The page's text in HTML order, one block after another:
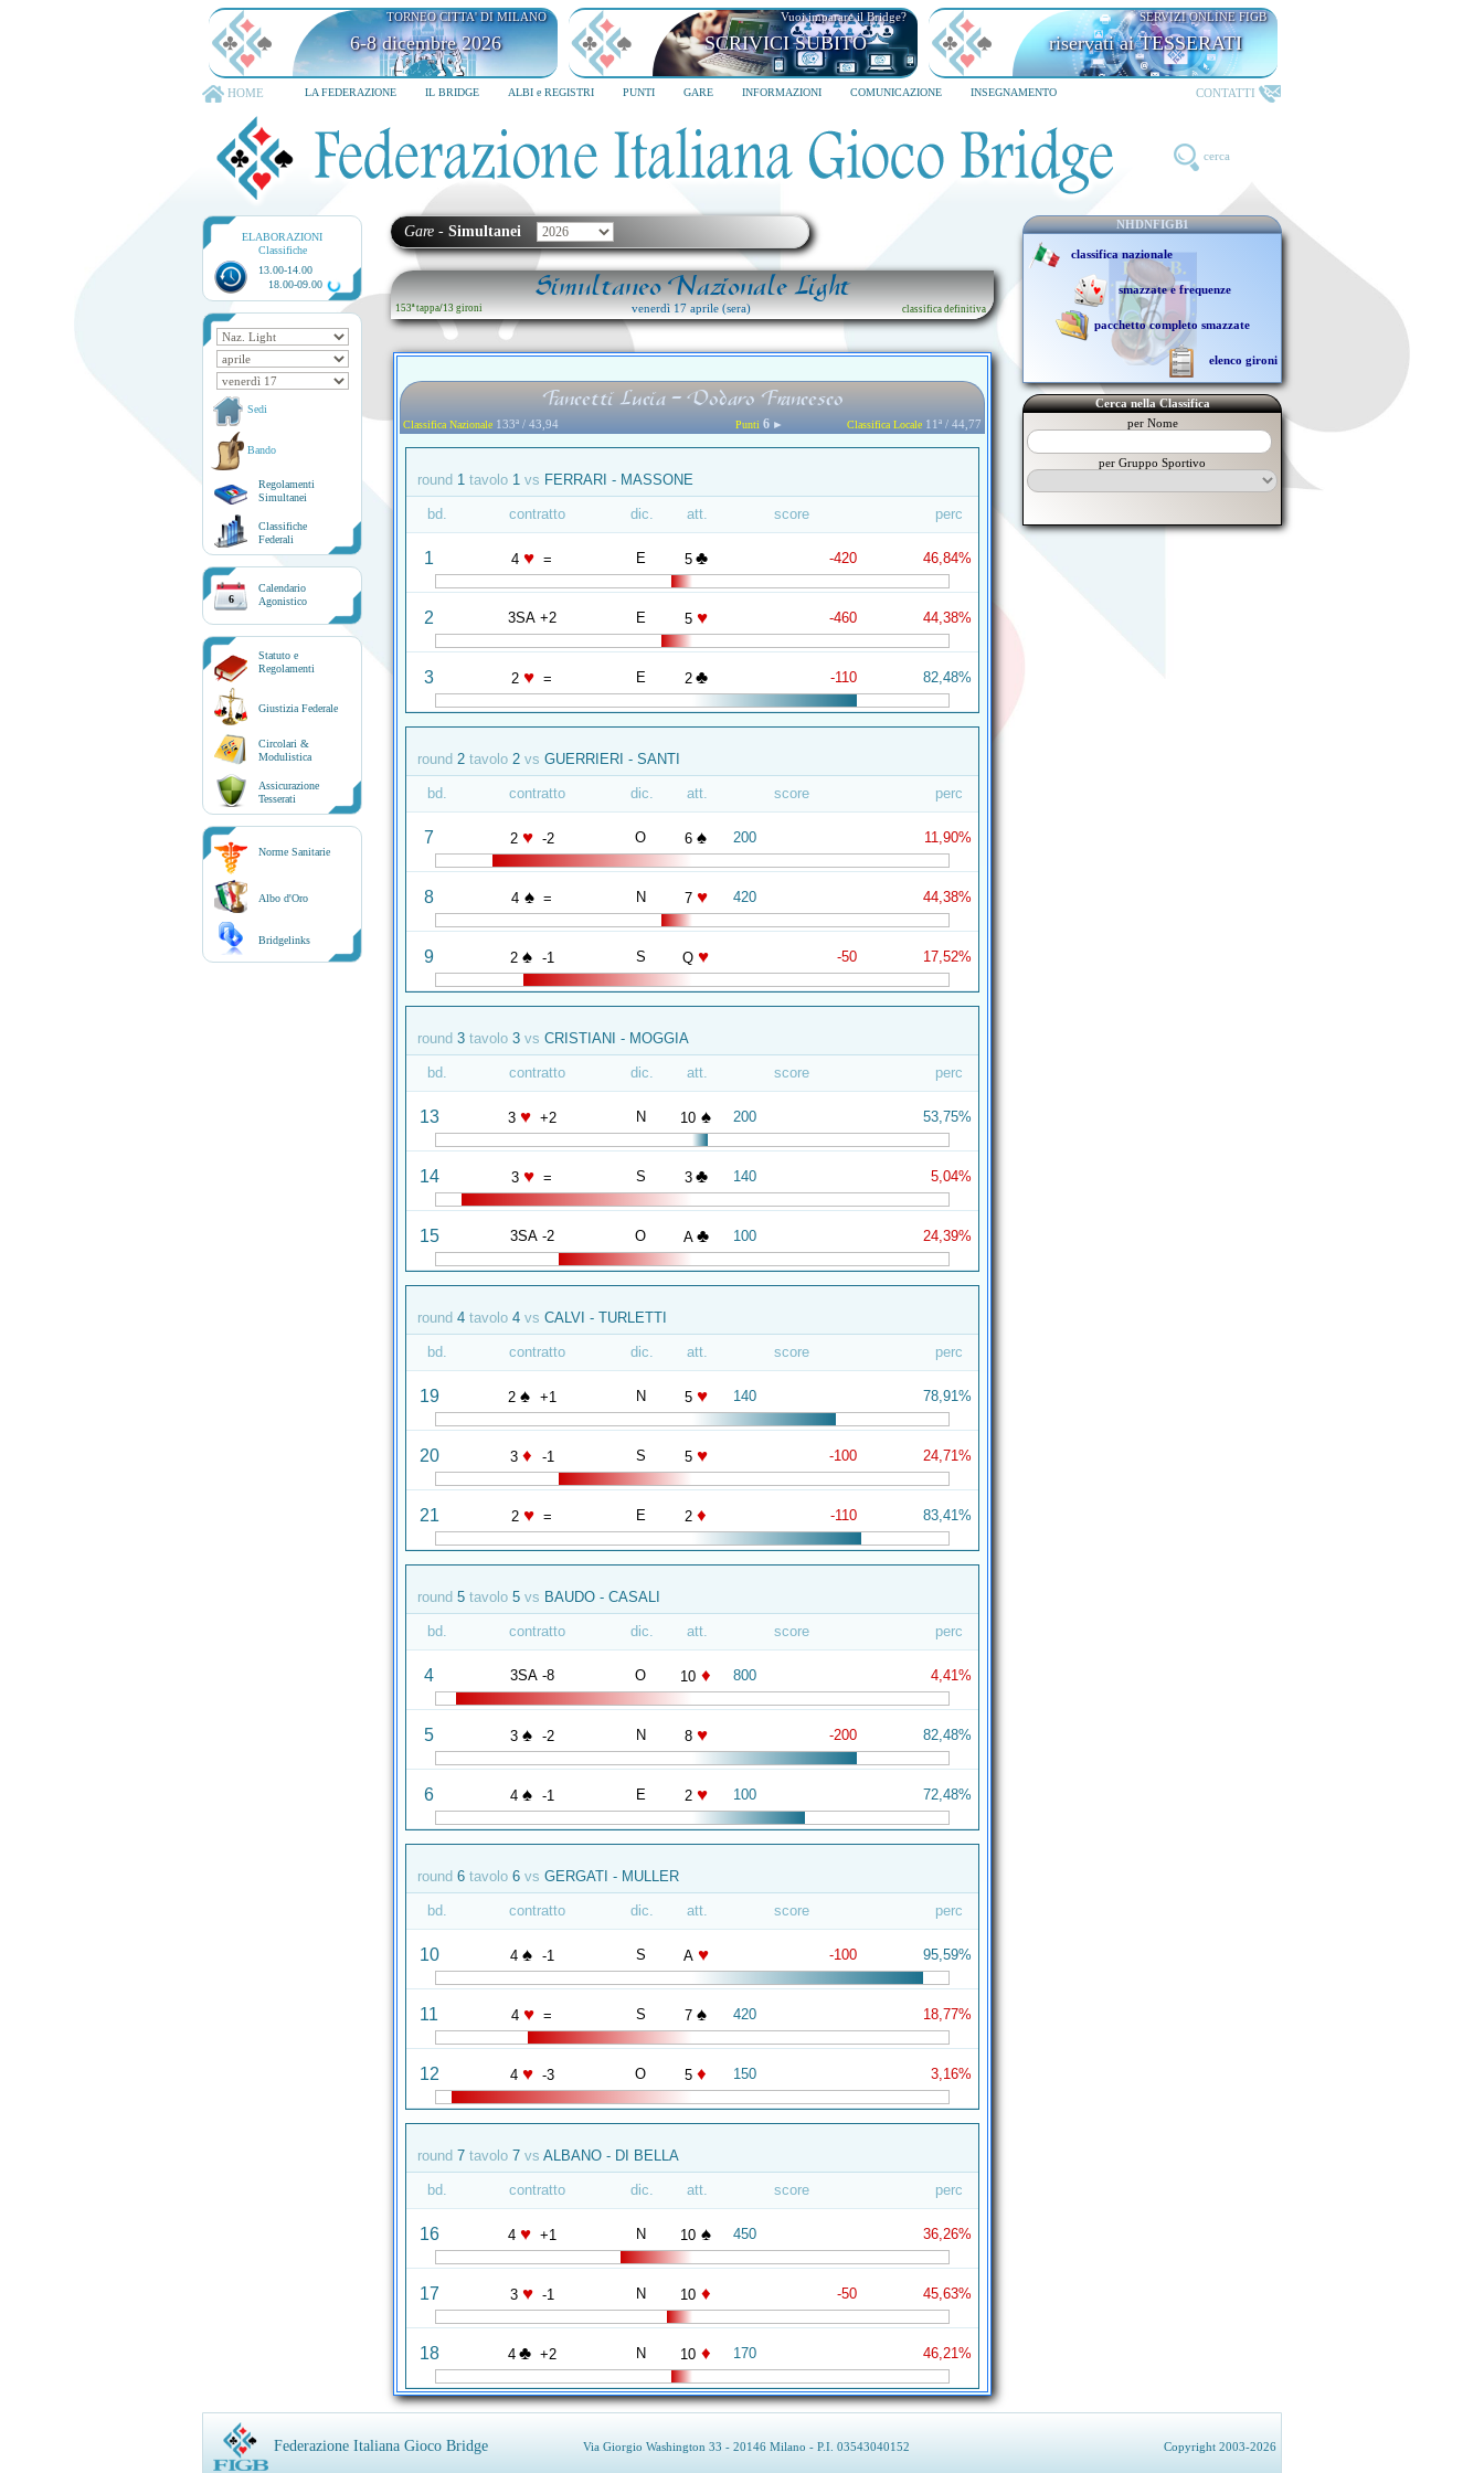
TORNEO CITTA' DI MILANO
6-8 dicembre 2026
Vuoi imparare il Bridge?
SCRIVICI SUBITO
SERVIZI ONLINE FIGB
riservati ai TESSERATI
HOME LA FEDERAZIONE IL BRIDGE ALBI e REGISTRI PUNTI GARE INFORMAZIONI COMUNICAZIONE INSEGNAMENTO CONTATTI
cerca
ELABORAZIONI
Classifiche
13.00-14.00
18.00-09.00
Sedi
Bando
Regolamenti
Simultanei
Classifiche
Federali
6
Calendario
Agonistico
Statuto e
Regolamenti
Giustizia Federale
Circolari &
Modulistica
Assicurazione
Tesserati
Norme Sanitarie
Albo d'Oro
Bridgelinks
Gare - Simultanei
Simultaneo Nazionale Light
153ª tappa/13 gironi venerdì 17 aprile (sera) classifica definitiva
Fancetti Lucia - Dodaro Francesco
Classifica Nazionale 133ª / 43,94 Punti 6 ► Classifica Locale 11ª / 44,77
round 1 tavolo 1 vs FERRARI - MASSONE
bd. contratto dic. att. score perc
1 4 ♥ = E 5 ♣ -420 46,84%
2 3SA +2 E 5 ♥ -460 44,38%
3 2 ♥ = E 2 ♣ -110 82,48%
round 2 tavolo 2 vs GUERRIERI - SANTI
bd. contratto dic. att. score perc
7 2 ♥ -2 O 6 ♠ 200 11,90%
8 4 ♠ = N 7 ♥ 420 44,38%
9 2 ♠ -1 S Q ♥ -50 17,52%
round 3 tavolo 3 vs CRISTIANI - MOGGIA
bd. contratto dic. att. score perc
13 3 ♥ +2 N 10 ♠ 200 53,75%
14 3 ♥ = S 3 ♣ 140 5,04%
15 3SA -2 O A ♣ 100 24,39%
round 4 tavolo 4 vs CALVI - TURLETTI
bd. contratto dic. att. score perc
19 2 ♠ +1 N 5 ♥ 140 78,91%
20 3 ♦ -1 S 5 ♥ -100 24,71%
21 2 ♥ = E 2 ♦ -110 83,41%
round 5 tavolo 5 vs BAUDO - CASALI
bd. contratto dic. att. score perc
4 3SA -8 O 10 ♦ 800 4,41%
5 3 ♠ -2 N 8 ♥ -200 82,48%
6 4 ♠ -1 E 2 ♥ 100 72,48%
round 6 tavolo 6 vs GERGATI - MULLER
bd. contratto dic. att. score perc
10 4 ♠ -1 S A ♥ -100 95,59%
11 4 ♥ = S 7 ♠ 420 18,77%
12 4 ♥ -3 O 5 ♦ 150 3,16%
round 7 tavolo 7 vs ALBANO - DI BELLA
bd. contratto dic. att. score perc
16 4 ♥ +1 N 10 ♠ 450 36,26%
17 3 ♥ -1 N 10 ♦ -50 45,63%
18 4 ♣ +2 N 10 ♦ 170 46,21%
NHDNFIGB1
classifica nazionale
smazzate e frequenze
pacchetto completo smazzate
elenco gironi
Cerca nella Classifica
per Nome
per Gruppo Sportivo
Federazione Italiana Gioco Bridge Via Giorgio Washington 33 - 20146 Milano - P.I. 03543040152 Copyright 2003-2026